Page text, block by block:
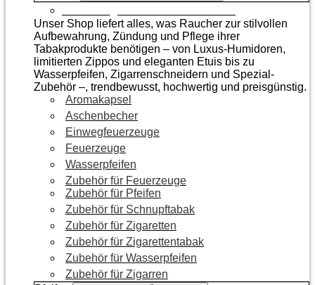
Unser Shop liefert alles, was Raucher zur stilvollen
Aufbewahrung, Zündung und Pflege ihrer
Tabakprodukte benötigen – von Luxus-Humidoren,
limitierten Zippos und eleganten Etuis bis zu
Wasserpfeifen, Zigarrenschneidern und Spezial-
Zubehör –, trendbewusst, hochwertig und preisgünstig.
Aromakapsel
Aschenbecher
Einwegfeuerzeuge
Feuerzeuge
Wasserpfeifen
Zubehör für Feuerzeuge
Zubehör für Pfeifen
Zubehör für Schnupftabak
Zubehör für Zigaretten
Zubehör für Zigarettentabak
Zubehör für Wasserpfeifen
Zubehör für Zigarren